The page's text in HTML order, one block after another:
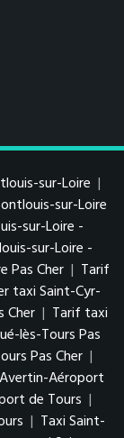
sur-Loire |
sur-Loire
sur-Loire -
sur-Loire -
Pas Cher | Tarif
taxi Saint-Cyr-
Cher | Tarif taxi
lès-Tours Pas
Pas Cher |
Aéroport
de Tours |
| Taxi Saint-